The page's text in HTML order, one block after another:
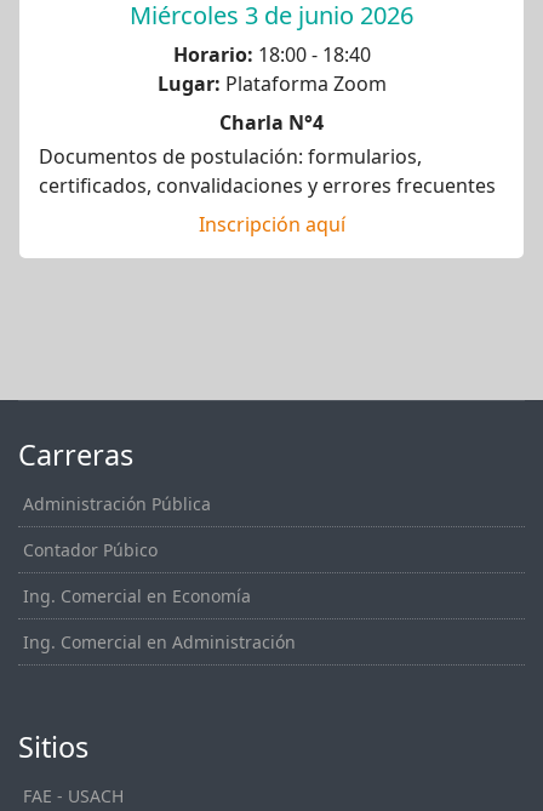
Miércoles 3 de junio 2026
Horario: 18:00 - 18:40
Lugar: Plataforma Zoom
Charla N°4
Documentos de postulación: formularios,
certificados, convalidaciones y errores frecuentes
Inscripción aquí
Carreras
Administración Pública
Contador Púbico
Ing. Comercial en Economía
Ing. Comercial en Administración
Sitios
FAE - USACH